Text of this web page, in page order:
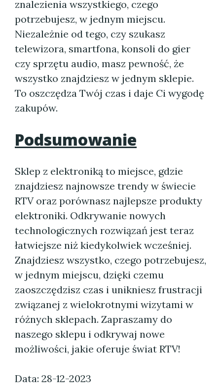
znalezienia wszystkiego, czego
potrzebujesz, w jednym miejscu.
Niezależnie od tego, czy szukasz
telewizora, smartfona, konsoli do gier
czy sprzętu audio, masz pewność, że
wszystko znajdziesz w jednym sklepie.
To oszczędza Twój czas i daje Ci wygodę
zakupów.
Podsumowanie
Sklep z elektroniką to miejsce, gdzie
znajdziesz najnowsze trendy w świecie
RTV oraz porównasz najlepsze produkty
elektroniki. Odkrywanie nowych
technologicznych rozwiązań jest teraz
łatwiejsze niż kiedykolwiek wcześniej.
Znajdziesz wszystko, czego potrzebujesz,
w jednym miejscu, dzięki czemu
zaoszczędzisz czas i unikniesz frustracji
związanej z wielokrotnymi wizytami w
różnych sklepach. Zapraszamy do
naszego sklepu i odkrywaj nowe
możliwości, jakie oferuje świat RTV!
Data: 28-12-2023